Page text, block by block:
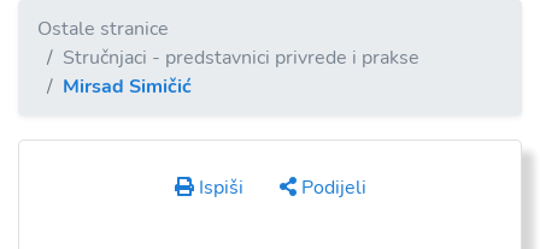
Ostale stranice
Stručnjaci - predstavnici privrede i prakse
Mirsad Simičić
Ispiši Podijeli